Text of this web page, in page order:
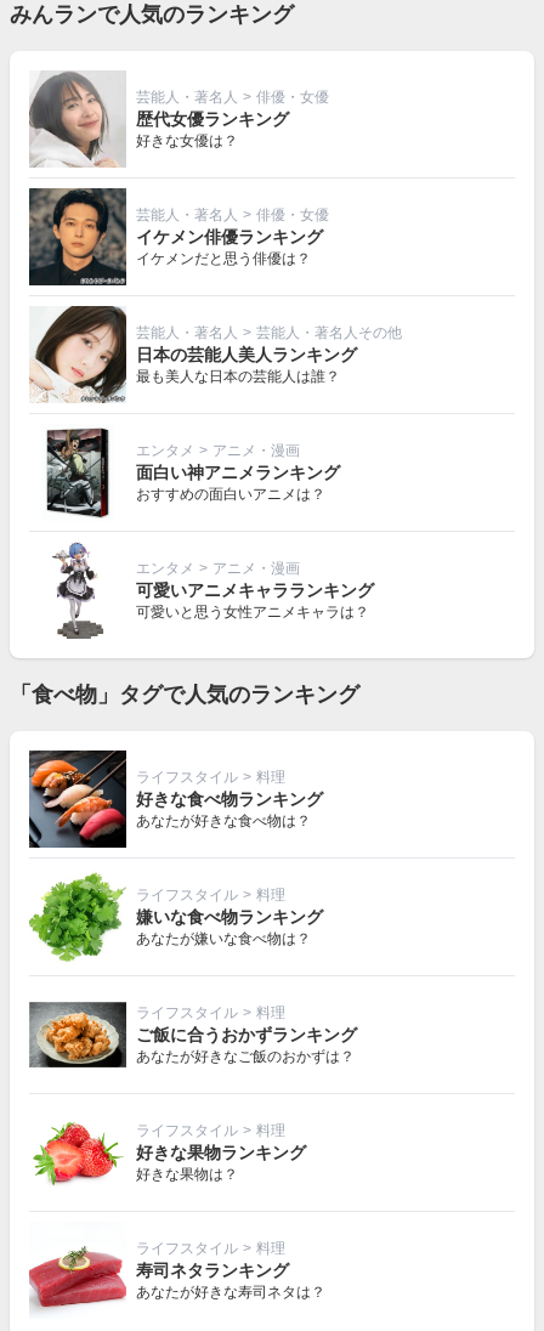
みんランで人気のランキング
芸能人・著名人 > 俳優・女優
歴代女優ランキング
好きな女優は？
芸能人・著名人 > 俳優・女優
イケメン俳優ランキング
イケメンだと思う俳優は？
芸能人・著名人 > 芸能人・著名人その他
日本の芸能人美人ランキング
最も美人な日本の芸能人は誰？
エンタメ > アニメ・漫画
面白い神アニメランキング
おすすめの面白いアニメは？
エンタメ > アニメ・漫画
可愛いアニメキャラランキング
可愛いと思う女性アニメキャラは？
「食べ物」タグで人気のランキング
ライフスタイル > 料理
好きな食べ物ランキング
あなたが好きな食べ物は？
ライフスタイル > 料理
嫌いな食べ物ランキング
あなたが嫌いな食べ物は？
ライフスタイル > 料理
ご飯に合うおかずランキング
あなたが好きなご飯のおかずは？
ライフスタイル > 料理
好きな果物ランキング
好きな果物は？
ライフスタイル > 料理
寿司ネタランキング
あなたが好きな寿司ネタは？